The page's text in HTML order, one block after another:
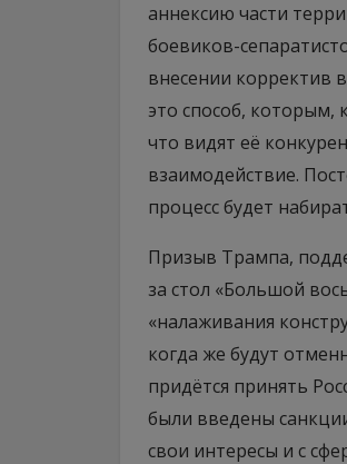
аннексию части
боевиков-
внесении корректив
это способ, которым,
что видят её
взаимодействие.
процесс будет
Призыв Трампа,
за стол «Большой
«налаживания
когда же будут
придётся принять
были введены
свои интересы и с